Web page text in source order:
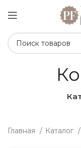
Главная Каталог